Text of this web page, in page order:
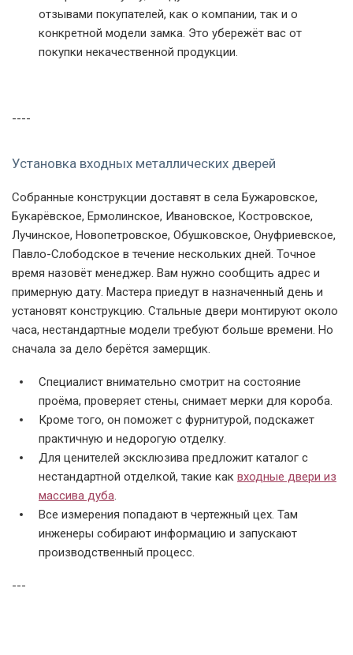
отзывами покупателей, как о компании, так и о
конкретной модели замка. Это убережёт вас от
покупки некачественной продукции.
----
Установка входных металлических дверей
Собранные конструкции доставят в села Бужаровское,
Букарёвское, Ермолинское, Ивановское, Костровское,
Лучинское, Новопетровское, Обушковское, Онуфриевское,
Павло-Слободское в течение нескольких дней. Точное
время назовёт менеджер. Вам нужно сообщить адрес и
примерную дату. Мастера приедут в назначенный день и
установят конструкцию. Стальные двери монтируют около
часа, нестандартные модели требуют больше времени. Но
сначала за дело берётся замерщик.
Специалист внимательно смотрит на состояние
проёма, проверяет стены, снимает мерки для короба.
Кроме того, он поможет с фурнитурой, подскажет
практичную и недорогую отделку.
Для ценителей эксклюзива предложит каталог с
нестандартной отделкой, такие как входные двери из
массива дуба.
Все измерения попадают в чертежный цех. Там
инженеры собирают информацию и запускают
производственный процесс.
---